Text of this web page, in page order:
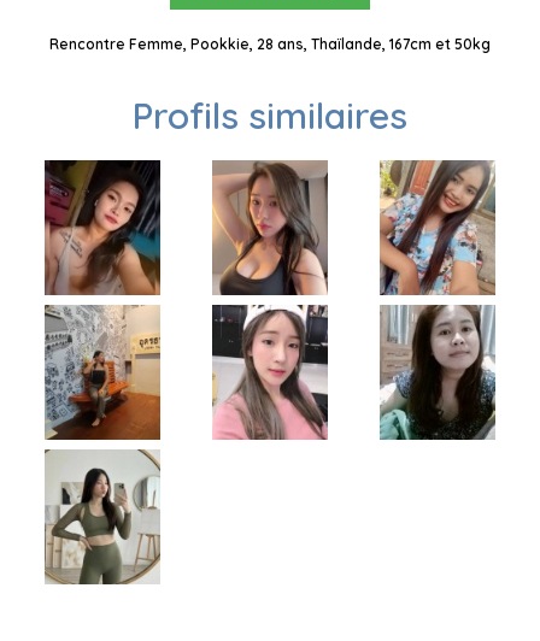
Rencontre Femme, Pookkie, 28 ans, Thaïlande, 167cm et 50kg
Profils similaires